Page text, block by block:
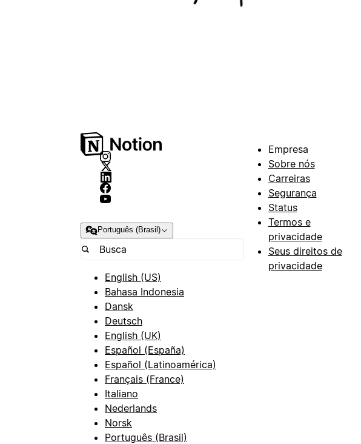
Português (Brasil)
English (US)
Bahasa Indonesia
Dansk
Deutsch
English (UK)
Español (España)
Español (Latinoamérica)
Français (France)
Italiano
Nederlands
Norsk
Português (Brasil)
Empresa
Sobre nós
Carreiras
Segurança
Status
Termos e
privacidade
Seus direitos de
privacidade